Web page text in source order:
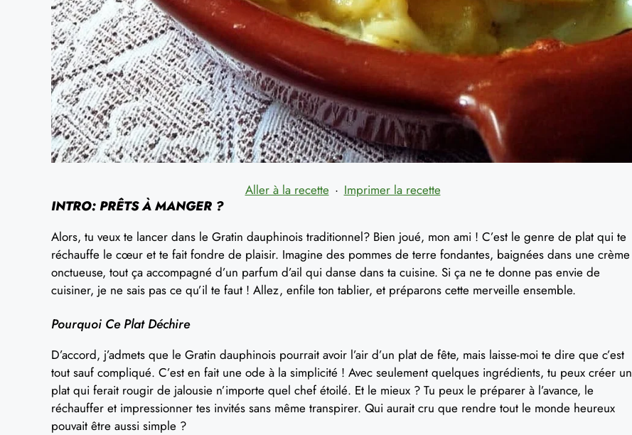
Aller à la recette · Imprimer la recette
INTRO: PRÊTS À MANGER ?
Alors, tu veux te lancer dans le Gratin dauphinois traditionnel? Bien joué, mon ami ! C’est le genre de plat qui te
réchauffe le cœur et te fait fondre de plaisir. Imagine des pommes de terre fondantes, baignées dans une crème
onctueuse, tout ça accompagné d’un parfum d’ail qui danse dans ta cuisine. Si ça ne te donne pas envie de
cuisiner, je ne sais pas ce qu’il te faut ! Allez, enfile ton tablier, et préparons cette merveille ensemble.
Pourquoi Ce Plat Déchire
D’accord, j’admets que le Gratin dauphinois pourrait avoir l’air d’un plat de fête, mais laisse-moi te dire que c’est
tout sauf compliqué. C’est en fait une ode à la simplicité ! Avec seulement quelques ingrédients, tu peux créer un
plat qui ferait rougir de jalousie n’importe quel chef étoilé. Et le mieux ? Tu peux le préparer à l’avance, le
réchauffer et impressionner tes invités sans même transpirer. Qui aurait cru que rendre tout le monde heureux
pouvait être aussi simple ?